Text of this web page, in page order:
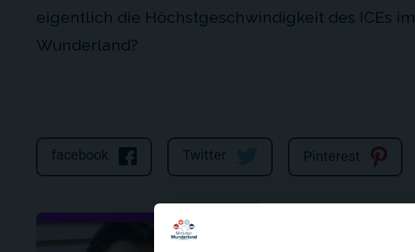
eigentlich die Höchstgeschwindigkeit des ICEs im
Wunderland?
facebook Twitter Pinterest